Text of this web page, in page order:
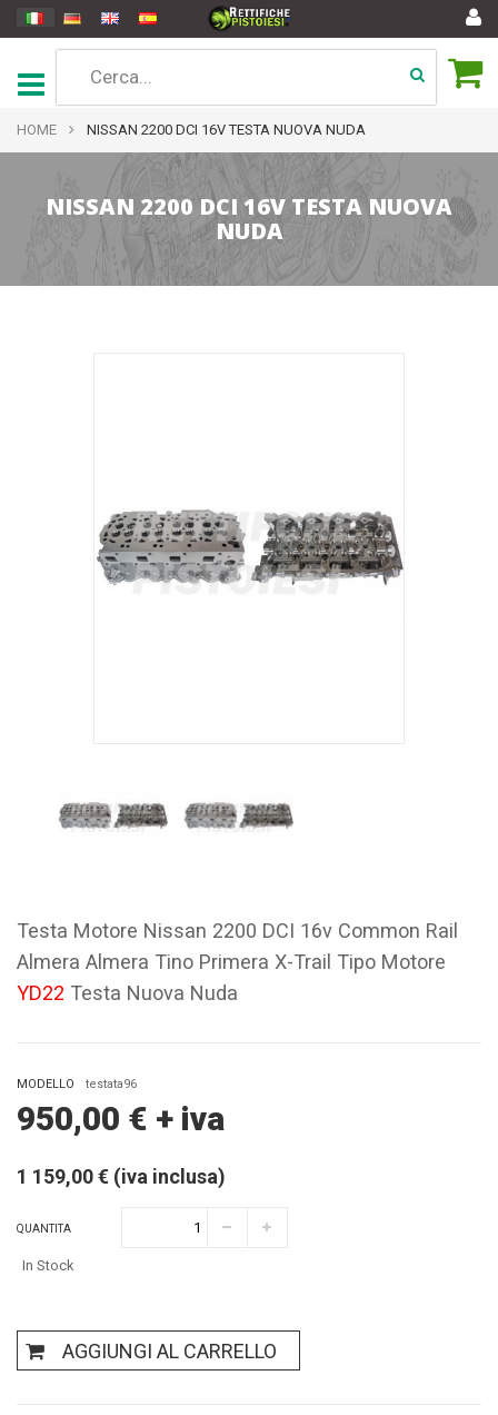
HOME NISSAN 2200 DCI 16V TESTA NUOVA NUDA
NISSAN 2200 DCI 16V TESTA NUOVA
NUDA
Testa Motore Nissan 2200 DCI 16v Common Rail
Almera Almera Tino Primera X-Trail Tipo Motore
YD22 Testa Nuova Nuda
MODELLO testata96
950,00 € + iva
1 159,00 € (iva inclusa)
QUANTITA
In Stock
AGGIUNGI AL CARRELLO